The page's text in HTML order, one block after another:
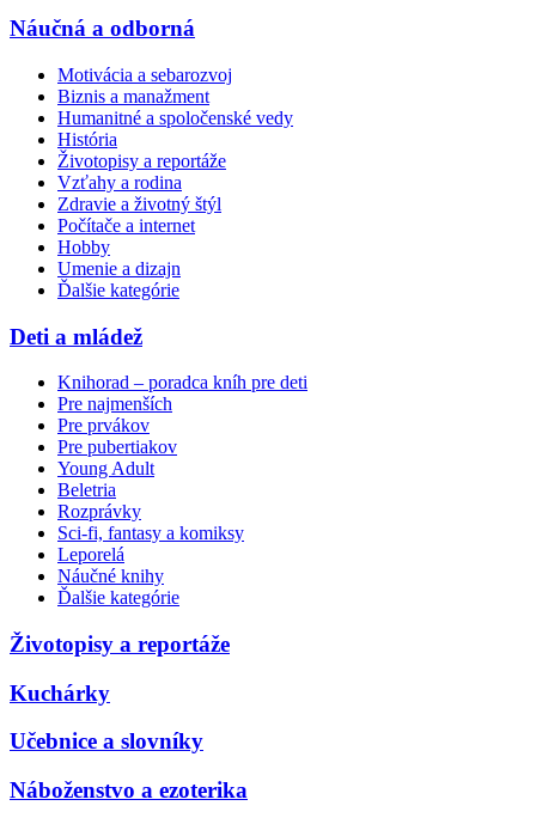
Náučná a odborná
Motivácia a sebarozvoj
Biznis a manažment
Humanitné a spoločenské vedy
História
Životopisy a reportáže
Vzťahy a rodina
Zdravie a životný štýl
Počítače a internet
Hobby
Umenie a dizajn
Ďalšie kategórie
Deti a mládež
Knihorad – poradca kníh pre deti
Pre najmenších
Pre prvákov
Pre pubertiakov
Young Adult
Beletria
Rozprávky
Sci-fi, fantasy a komiksy
Leporelá
Náučné knihy
Ďalšie kategórie
Životopisy a reportáže
Kuchárky
Učebnice a slovníky
Náboženstvo a ezoterika